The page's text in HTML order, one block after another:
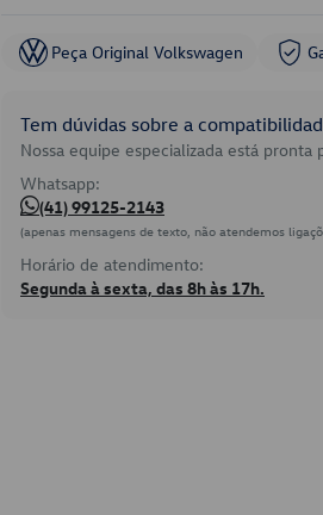
Peça Original Volkswagen
Tem dúvidas sobre a
Nossa equipe especializada está pronta
Whatsapp:
(41) 99125-2143
(apenas mensagens de texto, não atendemos
Horário de atendimento:
Segunda à sexta, das 8h às 17h.